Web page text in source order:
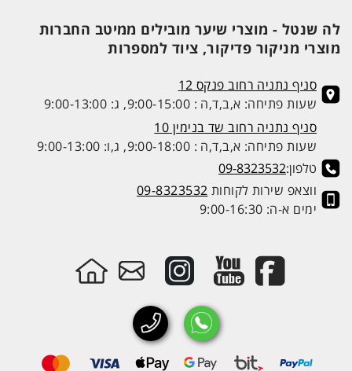
לה שנטל - מוצרי שיער מובילים ממיטב החברות
מוצרי מניקור פדיקור, ציוד למספרות
סניף נתניה רחוב פנקס 12
שעות פתיחה: א,ב,ד,ה : 9:00-15:00, ג: 9:00-13:00
סניף נתניה רחוב שד בנימין 10
שעות פתיחה: א,ב,ד,ה : 9:00-18:00, ג,ו: 9:00-13:00
טלפון:09-8323532
ווצאפ שירות לקוחות 09-8323532
ימים א-ה: 9:00-16:30